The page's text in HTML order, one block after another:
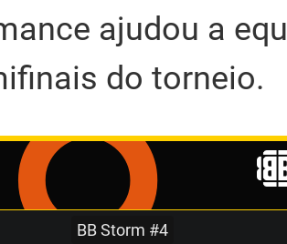
ajudou a
do torneio.
BB Storm #4